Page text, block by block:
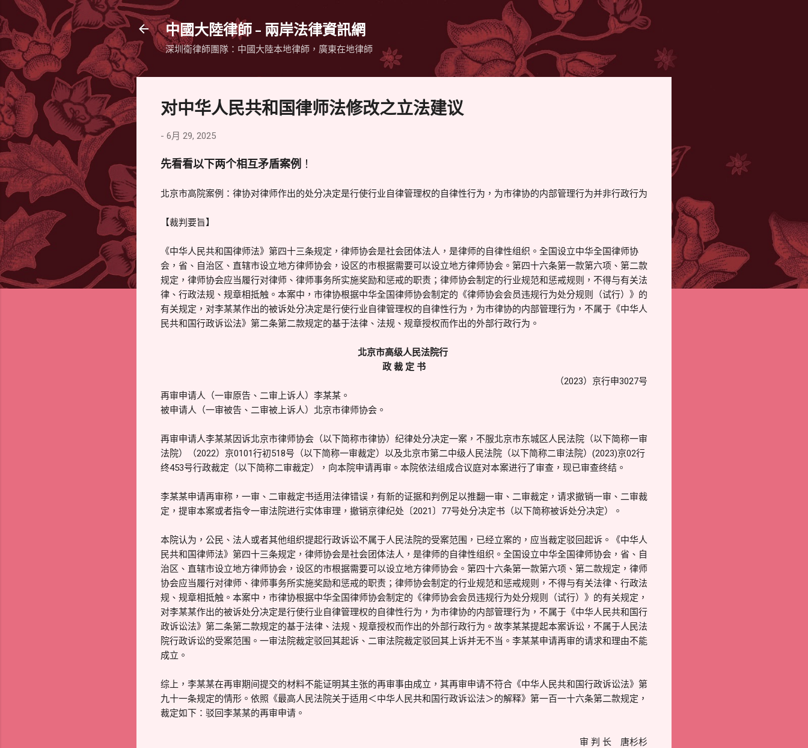
中國大陸律師 - 兩岸法律資訊網
深圳衛律師團隊：中國大陸本地律師，廣東在地律師
对中华人民共和国律师法修改之立法建议
- 6月 29, 2025
先看看以下两个相互矛盾案例 ！
北京市高院案例：律协对律师作出的处分决定是行使行业自律管理权的自律性行为，为市律协的内部管理行为并非行政行为
【裁判要旨】
《中华人民共和国律师法》第四十三条规定，律师协会是社会团体法人，是律师的自律性组织。全国设立中华全国律师协
会，省、自治区、直辖市设立地方律师协会，设区的市根据需要可以设立地方律师协会。第四十六条第一款第六项、第二款
规定，律师协会应当履行对律师、律师事务所实施奖励和惩戒的职责；律师协会制定的行业规范和惩戒规则，不得与有关法
律、行政法规、规章相抵触。本案中，市律协根据中华全国律师协会制定的《律师协会会员违规行为处分规则（试行）》的
有关规定，对李某某作出的被诉处分决定是行使行业自律管理权的自律性行为，为市律协的内部管理行为，不属于《中华人
民共和国行政诉讼法》第二条第二款规定的基于法律、法规、规章授权而作出的外部行政行为。
北京市高级人民法院行
政 裁 定 书
（2023）京行申3027号
再审申请人（一审原告、二审上诉人）李某某。
被申请人（一审被告、二审被上诉人）北京市律师协会。
再审申请人李某某因诉北京市律师协会（以下简称市律协）纪律处分决定一案，不服北京市东城区人民法院（以下简称一审
法院）（2022）京0101行初518号（以下简称一审裁定）以及北京市第二中级人民法院（以下简称二审法院）(2023)京02行
终453号行政裁定（以下简称二审裁定），向本院申请再审。本院依法组成合议庭对本案进行了审查，现已审查终结。
李某某申请再审称，一审、二审裁定书适用法律错误，有新的证据和判例足以推翻一审、二审裁定，请求撤销一审、二审裁
定，提审本案或者指令一审法院进行实体审理，撤销京律纪处〔2021〕77号处分决定书（以下简称被诉处分决定）。
本院认为，公民、法人或者其他组织提起行政诉讼不属于人民法院的受案范围，已经立案的，应当裁定驳回起诉。《中华人
民共和国律师法》第四十三条规定，律师协会是社会团体法人，是律师的自律性组织。全国设立中华全国律师协会，省、自
治区、直辖市设立地方律师协会，设区的市根据需要可以设立地方律师协会。第四十六条第一款第六项、第二款规定，律师
协会应当履行对律师、律师事务所实施奖励和惩戒的职责；律师协会制定的行业规范和惩戒规则，不得与有关法律、行政法
规、规章相抵触。本案中，市律协根据中华全国律师协会制定的《律师协会会员违规行为处分规则（试行）》的有关规定，
对李某某作出的被诉处分决定是行使行业自律管理权的自律性行为，为市律协的内部管理行为，不属于《中华人民共和国行
政诉讼法》第二条第二款规定的基于法律、法规、规章授权而作出的外部行政行为。故李某某提起本案诉讼，不属于人民法
院行政诉讼的受案范围。一审法院裁定驳回其起诉、二审法院裁定驳回其上诉并无不当。李某某申请再审的请求和理由不能
成立。
综上，李某某在再审期间提交的材料不能证明其主张的再审事由成立，其再审申请不符合《中华人民共和国行政诉讼法》第
九十一条规定的情形。依照《最高人民法院关于适用＜中华人民共和国行政诉讼法＞的解释》第一百一十六条第二款规定，
裁定如下：驳回李某某的再审申请。
审 判 长 唐杉杉